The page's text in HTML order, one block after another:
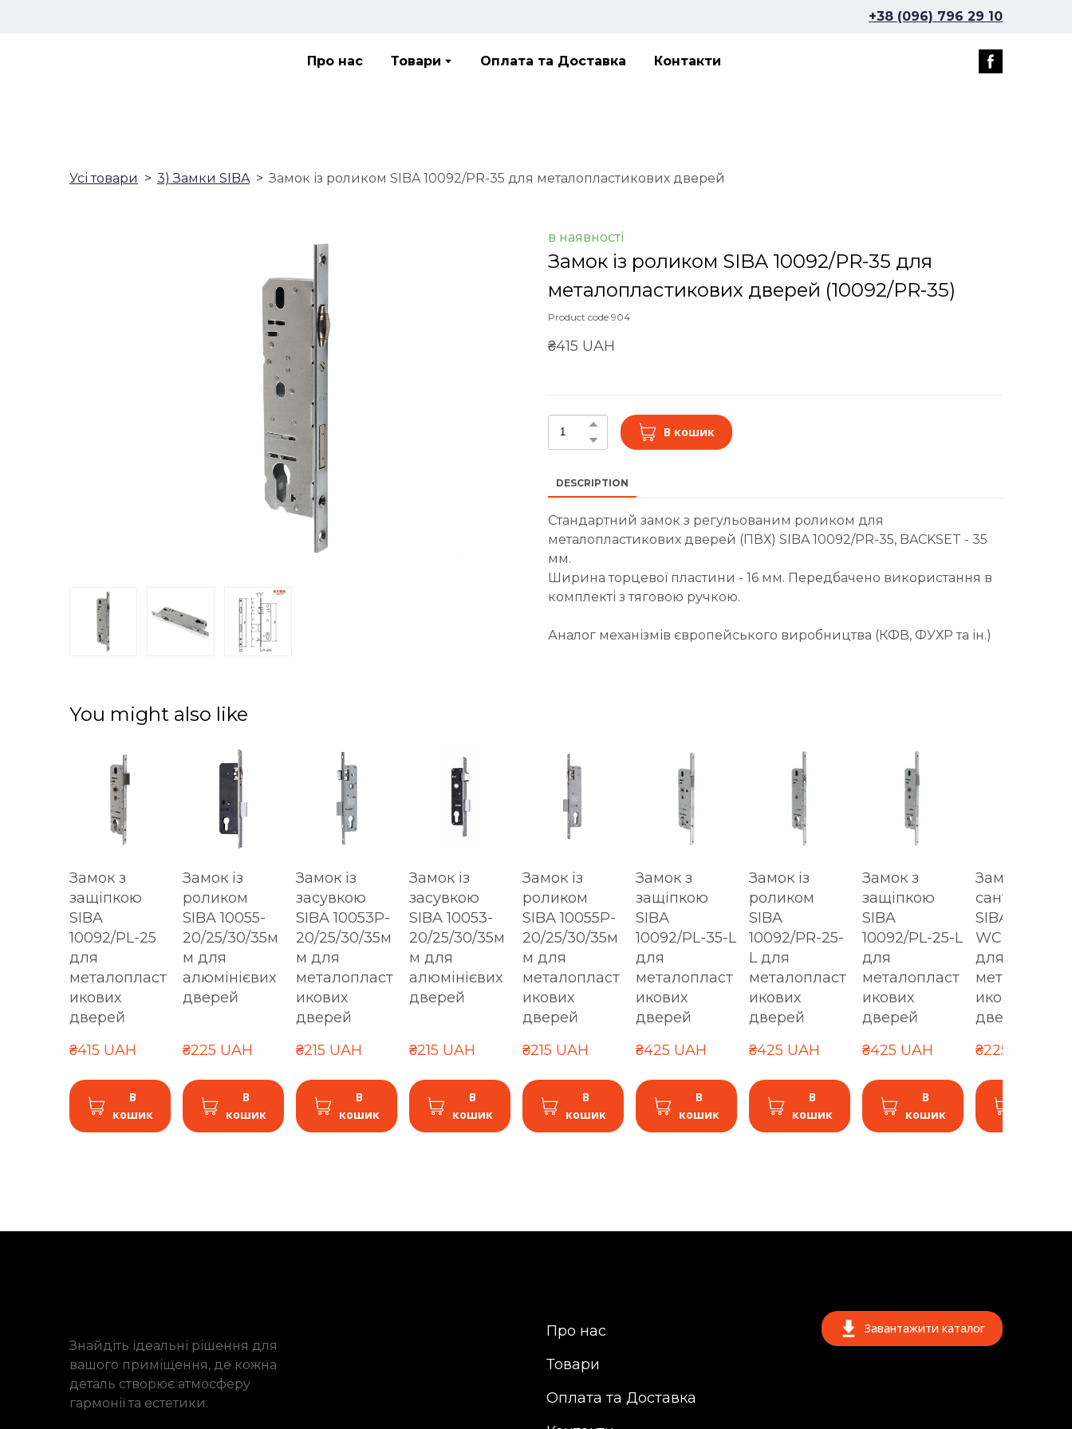
+38 (096) 796 29 10
Про нас Товари Оплата та Доставка Контакти
Усі товари 3) Замки SIBA Замок із роликом SIBA 10092/PR-35 для металопластикових дверей
в наявності
Замок із роликом SIBA 10092/PR-35 для
металопластикових дверей (10092/PR-35)
Product code 904
₴415 UAH
В кошик
DESCRIPTION
Стандартний замок з регульованим роликом для
металопластикових дверей (ПВХ) SIBA 10092/PR-35, BACKSET - 35
мм.
Ширина торцевої пластини - 16 мм. Передбачено використання в
комплекті з тяговою ручкою.
Аналог механізмів європейського виробництва (КФВ, ФУХР та ін.)
You might also like
Замок з
защіпкою
SIBA
10092/PL-25
для
металопласт
икових
дверей
₴415 UAH
В
кошик
Замок із
роликом
SIBA 10055-
20/25/30/35м
м для
алюмінієвих
дверей
₴225 UAH
В
кошик
Замок із
засувкою
SIBA 10053P-
20/25/30/35м
м для
металопласт
икових
дверей
₴215 UAH
В
кошик
Замок із
засувкою
SIBA 10053-
20/25/30/35м
м для
алюмінієвих
дверей
₴215 UAH
В
кошик
Замок із
роликом
SIBA 10055P-
20/25/30/35м
м для
металопласт
икових
дверей
₴215 UAH
В
кошик
Замок з
защіпкою
SIBA
10092/PL-35-L
для
металопласт
икових
дверей
₴425 UAH
В
кошик
Замок із
роликом
SIBA
10092/PR-25-
L для
металопласт
икових
дверей
₴425 UAH
В
кошик
Замок з
защіпкою
SIBA
10092/PL-25-L
для
металопласт
икових
дверей
₴425 UAH
В
кошик
Замок
SIBA 10069 P
WC-20/25/35
для
металопласт
икових
дверей
₴225 UAH
Знайдіть ідеальні рішення для
вашого приміщення, де кожна
деталь створює атмосферу
гармонії та естетики.
Про нас
Товари
Оплата та Доставка
Завантажити каталог